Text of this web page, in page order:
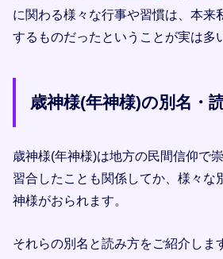
に関わる様々な行事や習慣は、本来
するものだったということが実は多
歳神様(年神様)の別名・
歳神様(年神様)は地方の民間信仰で
習合したことも関係してか、様々な
神様がおられます。
それらの別名と読み方をご紹介しま